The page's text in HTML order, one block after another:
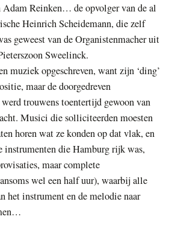
Adam Reinken… de opvolger van de al
Heinrich Scheidemann, die zelf
geweest van de Organistenmacher uit
Sweelinck.
muziek opgeschreven, want zijn ‘ding’
maar de doorgedreven
trouwens toentertijd gewoon van
Musici die solliciteerden moesten
horen wat ze konden op dat vlak, en
instrumenten die Hamburg rijk was,
maar complete
wel een half uur), waarbij alle
het instrument en de melodie naar